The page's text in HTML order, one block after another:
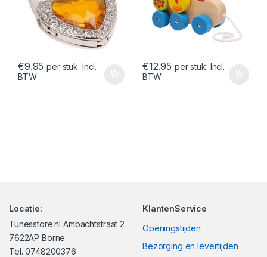
€9.95 per stuk. Incl.
BTW
€12.95 per stuk. Incl.
BTW
Locatie:
Tunesstore.nl Ambachtstraat 2
7622AP Borne
Tel. 0748200376
KlantenService
Openingstijden
Bezorging en levertijden